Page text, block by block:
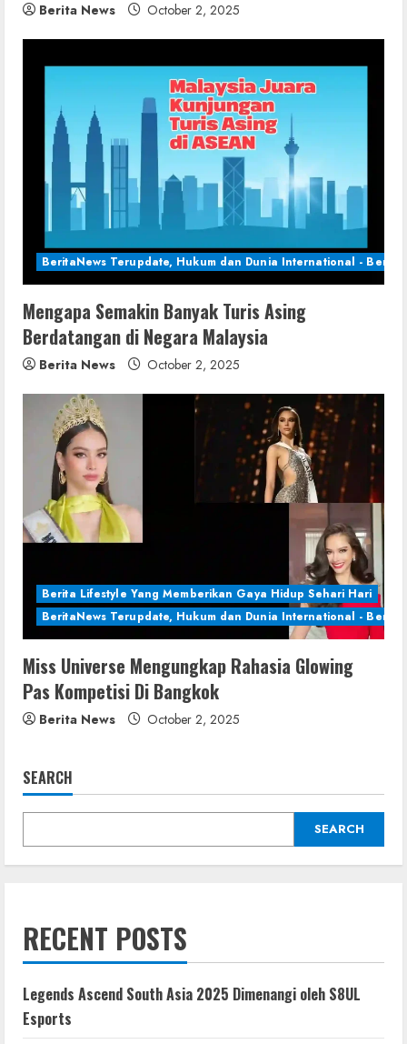
Berita News October 2, 2025
BeritaNews Terupdate, Hukum dan Dunia International - Berita
Mengapa Semakin Banyak Turis Asing
Berdatangan di Negara Malaysia
Berita News October 2, 2025
Berita Lifestyle Yang Memberikan Gaya Hidup Sehari Hari
BeritaNews Terupdate, Hukum dan Dunia International - Berita
Miss Universe Mengungkap Rahasia Glowing
Pas Kompetisi Di Bangkok
Berita News October 2, 2025
SEARCH
SEARCH
RECENT POSTS
Legends Ascend South Asia 2025 Dimenangi oleh S8UL
Esports